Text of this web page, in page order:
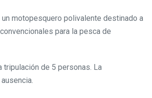
motopesquero polivalente destinado a
para la pesca de
tripulación de 5 personas. La